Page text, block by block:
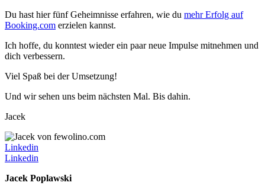
Du hast hier fünf Geheimnisse erfahren, wie du mehr Erfolg auf
Booking.com erzielen kannst.
Ich hoffe, du konntest wieder ein paar neue Impulse mitnehmen und
dich verbessern.
Viel Spaß bei der Umsetzung!
Und wir sehen uns beim nächsten Mal. Bis dahin.
Jacek
Linkedin
Linkedin
Jacek Poplawski